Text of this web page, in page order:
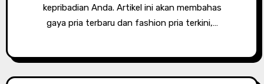
kepribadian Anda. Artikel ini akan membahas
gaya pria terbaru dan fashion pria terkini,…